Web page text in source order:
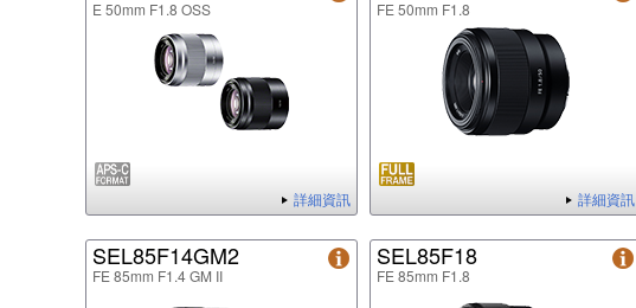
E 50mm F1.8 OSS
詳細資訊
FE 50mm F1.8
詳細資訊
SEL85F14GM2
FE 85mm F1.4 GM II
SEL85F18
FE 85mm F1.8